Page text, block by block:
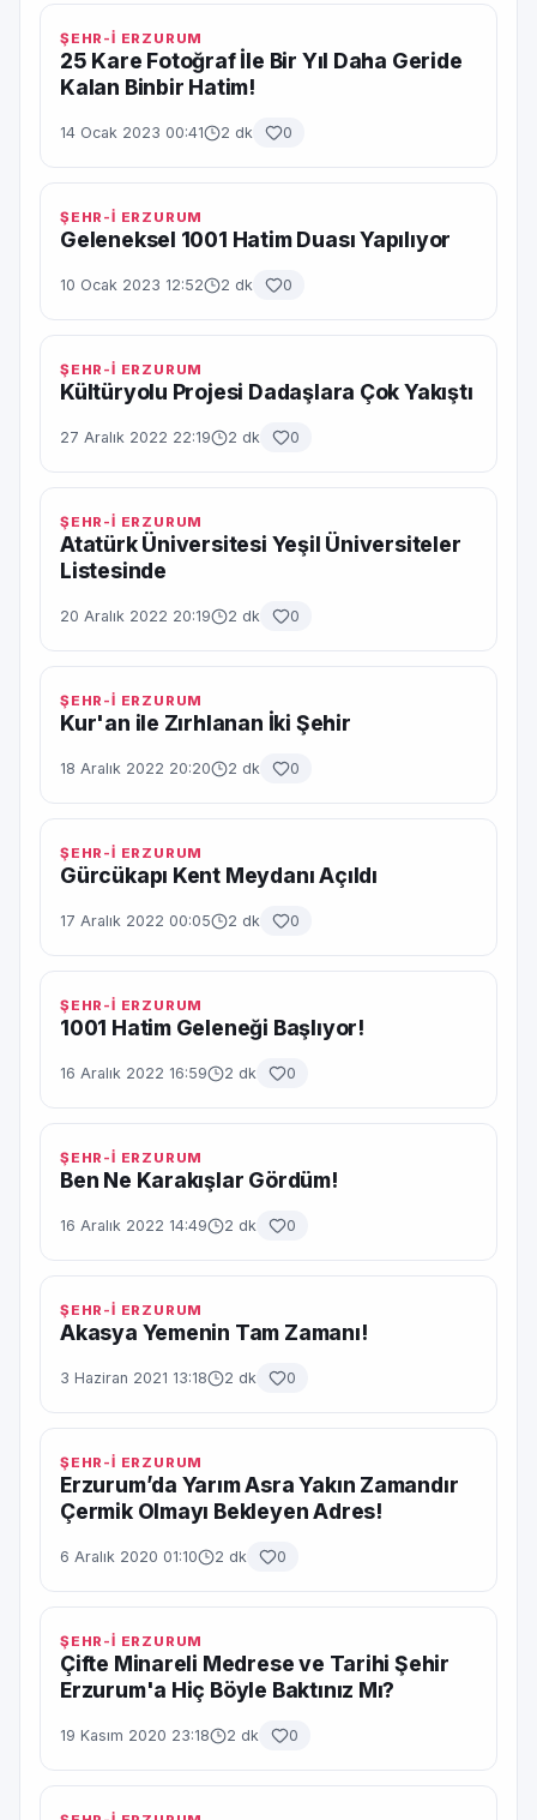
ŞEHR-İ ERZURUM
25 Kare Fotoğraf İle Bir Yıl Daha Geride
Kalan Binbir Hatim!
14 Ocak 2023 00:41 2 dk 0
ŞEHR-İ ERZURUM
Geleneksel 1001 Hatim Duası Yapılıyor
10 Ocak 2023 12:52 2 dk 0
ŞEHR-İ ERZURUM
Kültüryolu Projesi Dadaşlara Çok Yakıştı
27 Aralık 2022 22:19 2 dk 0
ŞEHR-İ ERZURUM
Atatürk Üniversitesi Yeşil Üniversiteler
Listesinde
20 Aralık 2022 20:19 2 dk 0
ŞEHR-İ ERZURUM
Kur'an ile Zırhlanan İki Şehir
18 Aralık 2022 20:20 2 dk 0
ŞEHR-İ ERZURUM
Gürcükapı Kent Meydanı Açıldı
17 Aralık 2022 00:05 2 dk 0
ŞEHR-İ ERZURUM
1001 Hatim Geleneği Başlıyor!
16 Aralık 2022 16:59 2 dk 0
ŞEHR-İ ERZURUM
Ben Ne Karakışlar Gördüm!
16 Aralık 2022 14:49 2 dk 0
ŞEHR-İ ERZURUM
Akasya Yemenin Tam Zamanı!
3 Haziran 2021 13:18 2 dk 0
ŞEHR-İ ERZURUM
Erzurum’da Yarım Asra Yakın Zamandır
Çermik Olmayı Bekleyen Adres!
6 Aralık 2020 01:10 2 dk 0
ŞEHR-İ ERZURUM
Çifte Minareli Medrese ve Tarihi Şehir
Erzurum'a Hiç Böyle Baktınız Mı?
19 Kasım 2020 23:18 2 dk 0